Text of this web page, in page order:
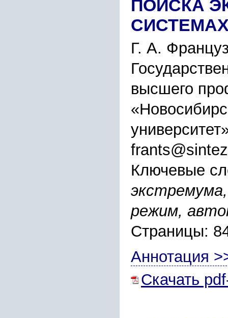
ПОИСКА
Г. А.
высшего
Ключевые
режим,
Страницы:
Аннотация
Скачать